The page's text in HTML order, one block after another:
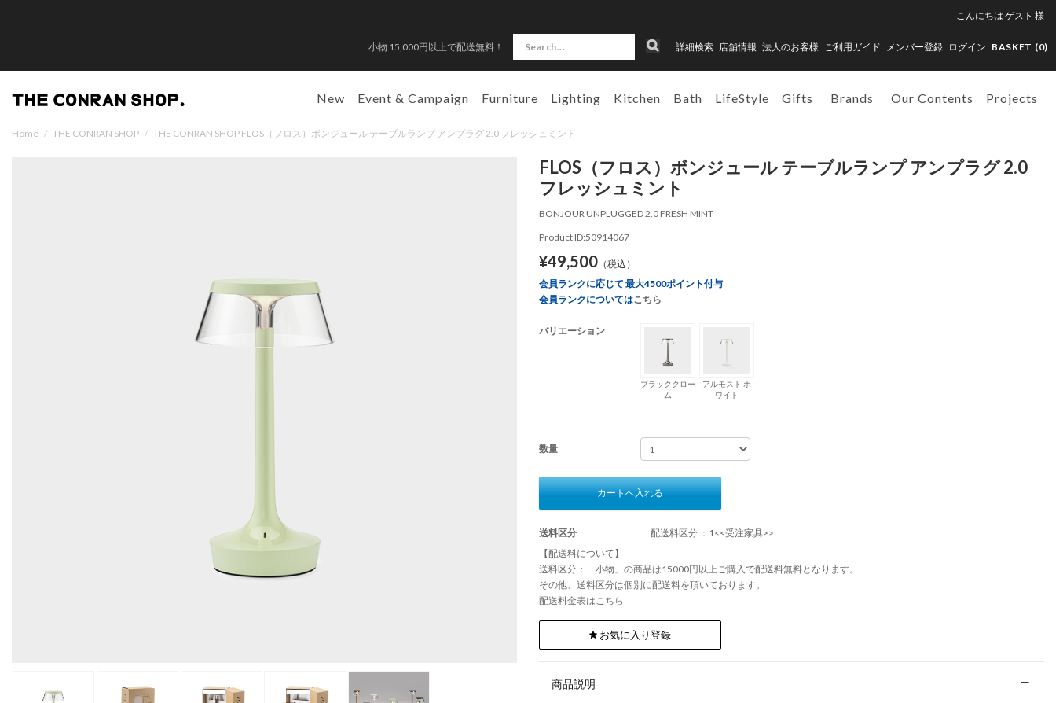
こんにちは ゲスト 様
小物 15,000円以上で配送無料！ 詳細検索 店舗情報 法人のお客様 ご利用ガイド メンバー登録 ログイン BASKET (0)
New Event & Campaign Furniture Lighting Kitchen Bath LifeStyle Gifts Brands Our Contents Projects
Home / THE CONRAN SHOP / THE CONRAN SHOP FLOS（フロス）ボンジュール テーブルランプ アンプラグ 2.0 フレッシュミント
FLOS（フロス）ボンジュール テーブルランプ アンプラグ 2.0
フレッシュミント
BONJOUR UNPLUGGED 2.0 FRESH MINT
Product ID:50914067
¥49,500（税込）
会員ランクに応じて 最大4500ポイント付与
会員ランクについてはこちら
バリエーション
ブラッククロー
ム
アルモスト ホ
ワイト
数量
カートへ入れる
送料区分
配送料区分 ：1<<受注家具>>
【配送料について】
送料区分：「小物」の商品は15000円以上ご購入で配送料無料となります。
その他、送料区分は個別に配送料を頂いております。
配送料金表はこちら
お気に入り登録
商品説明